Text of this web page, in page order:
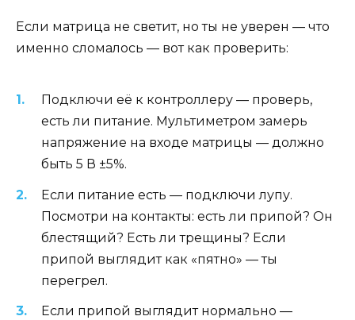
Если матрица не светит, но ты не уверен — что
именно сломалось — вот как проверить:
Подключи её к контроллеру — проверь,
есть ли питание. Мультиметром замерь
напряжение на входе матрицы — должно
быть 5 В ±5%.
Если питание есть — подключи лупу.
Посмотри на контакты: есть ли припой? Он
блестящий? Есть ли трещины? Если
припой выглядит как «пятно» — ты
перегрел.
Если припой выглядит нормально —